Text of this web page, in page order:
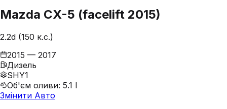
Mazda CX-5 (facelift 2015)
2.2d (150 к.с.)
2015 — 2017
Дизель
SHY1
Об'єм оливи: 5.1 l
Змінити Авто